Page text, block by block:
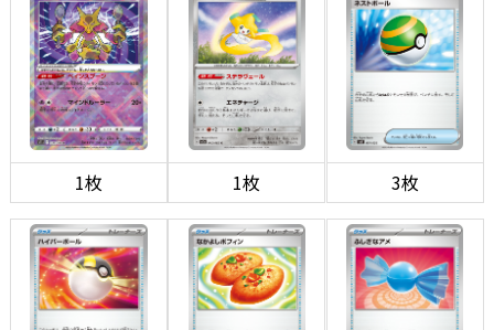
1枚 1枚 3枚